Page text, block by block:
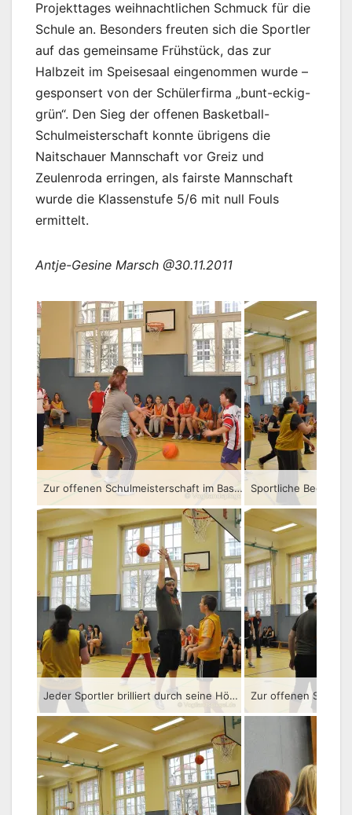
Projekttages weihnachtlichen Schmuck für die
Schule an. Besonders freuten sich die Sportler
auf das gemeinsame Frühstück, das zur
Halbzeit im Speisesaal eingenommen wurde –
gesponsert von der Schülerfirma „bunt-eckig-
grün“. Den Sieg der offenen Basketball-
Schulmeisterschaft konnte übrigens die
Naitschauer Mannschaft vor Greiz und
Zeulenroda erringen, als fairste Mannschaft
wurde die Klassenstufe 5/6 mit null Fouls
ermittelt.
Antje-Gesine Marsch @30.11.2011
Zur offenen Schulmeisterschaft im Basketball luden die Pädagogen des Förderzentrums in die Tur
Jeder Sportler brilliert durch seine Höchstleistung